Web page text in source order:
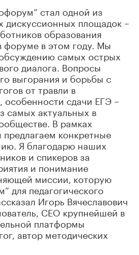
стал одной из
дискуссионных площадок –
образования
форуме в этом году. Мы
самых острых
диалога. Вопросы
выгорания и борьбы с
от травли в
особенности сдачи ЕГЭ –
самых актуальных в
В рамках
конкретные
Я благодарю наших
и спикеров за
и понимание
миссии, которую
для педагогического
Игорь Вячеславович
CEO крупнейшей в
платформы
автор методических